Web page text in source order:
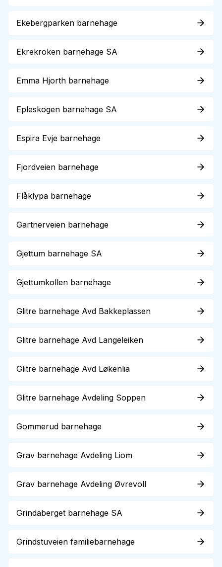
Ekebergparken barnehage
Ekrekroken barnehage SA
Emma Hjorth barnehage
Epleskogen barnehage SA
Espira Evje barnehage
Fjordveien barnehage
Flåklypa barnehage
Gartnerveien barnehage
Gjettum barnehage SA
Gjettumkollen barnehage
Glitre barnehage Avd Bakkeplassen
Glitre barnehage Avd Langeleiken
Glitre barnehage Avd Løkenlia
Glitre barnehage Avdeling Soppen
Gommerud barnehage
Grav barnehage Avdeling Liom
Grav barnehage Avdeling Øvrevoll
Grindaberget barnehage SA
Grindstuveien familiebarnehage